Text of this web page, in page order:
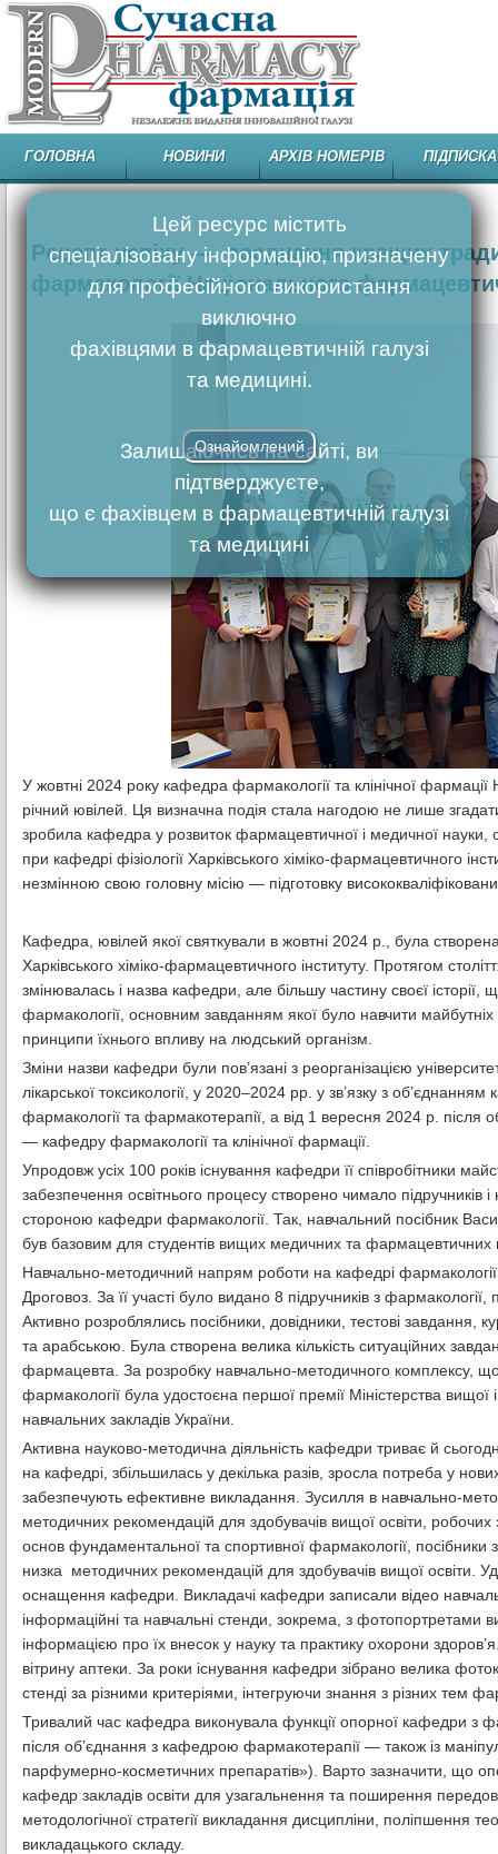
ГОЛОВНА НОВИНИ АРХІВ НОМЕРІВ ПІДПИСКА
Рецепт успіху — поєднання кращих
фармакології Національного
У жовтні 2024 року кафедра фармакології та клінічної
річний ювілей. Ця визначна подія стала нагодою не лише
зробила кафедра у розвиток фармацевтичної і медичної науки,
при кафедрі фізіології Харківського хіміко-фармацевтичного
незмінною свою головну місію — підготовку
Кафедра, ювілей якої святкували в жовтні 2024 р., була
Харківського хіміко-фармацевтичного інституту. Протягом
змінювалась і назва кафедри, але більшу частину своєї
фармакології, основним завданням якої було навчити
принципи їхнього впливу на людський організм.
Зміни назви кафедри були пов’язані з реорганізацією
лікарської токсикології, у 2020–2024 рр. у зв’язку з
фармакології та фармакотерапії, а від 1 вересня 2024 р. після
— кафедру фармакології та клінічної фармації.
Упродовж усіх 100 років існування кафедри її співробітники
забезпечення освітнього процесу створено чимало
стороною кафедри фармакології. Так, навчальний посібник
був базовим для студентів вищих медичних та фармацевтичних
Навчально-методичний напрям роботи на кафедрі фармакології
Дроговоз. За її участі було видано 8 підручників з фармакології,
Активно розроблялись посібники, довідники, тестові
та арабською. Була створена велика кількість ситуаційних
фармацевта. За розробку навчально-методичного комплексу,
фармакології була удостоєна першої премії Міністерства
навчальних закладів України.
Активна науково-методична діяльність кафедри триває й
на кафедрі, збільшилась у декілька разів, зросла потреба у
забезпечують ефективне викладання. Зусилля в навчально-
методичних рекомендацій для здобувачів вищої освіти,
основ фундаментальної та спортивної фармакології,
низка методичних рекомендацій для здобувачів вищої освіти.
оснащення кафедри. Викладачі кафедри записали відео
інформаційні та навчальні стенди, зокрема, з фотопортретами
інформацією про їх внесок у науку та практику охорони
вітрину аптеки. За роки існування кафедри зібрано велика
стенді за різними критеріями, інтегруючи знання з різних тем
Тривалий час кафедра виконувала функції опорної кафедри з
після об’єднання з кафедрою фармакотерапії — також із
парфумерно-косметичних препаратів»). Варто зазначити, що
кафедр закладів освіти для узагальнення та поширення
методологічної стратегії викладання дисципліни, поліпшення
викладацького складу.
Цей ресурс містить
спеціалізовану інформацію, призначену
для професійного використання
виключно
фахівцями в фармацевтичній галузі
та медицині.
Залишаючись на сайті, ви
підтверджуєте,
що є фахівцем в фармацевтичній галузі
та медицині
Ознайомлений